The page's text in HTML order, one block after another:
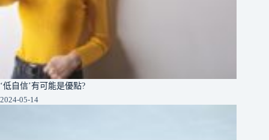
‘低自信’有可能是優點?
2024-05-14